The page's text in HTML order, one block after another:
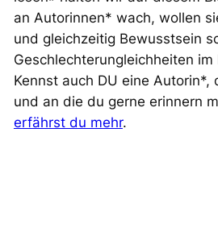
an Autorinnen* wach, wollen
und gleichzeitig Bewusstsein
Geschlechterungleichheiten
Kennst auch DU eine
und an die du gerne erinnern
erfährst du mehr.